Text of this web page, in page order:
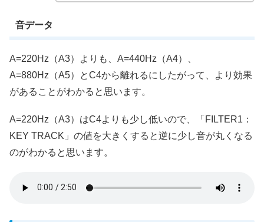
音データ
A=220Hz（A3）よりも、A=440Hz（A4）、
A=880Hz（A5）とC4から離れるにしたがって、より効果
があることがわかると思います。
A=220Hz（A3）はC4よりも少し低いので、「FILTER1：
KEY TRACK」の値を大きくすると逆に少し音が丸くなる
のがわかると思います。